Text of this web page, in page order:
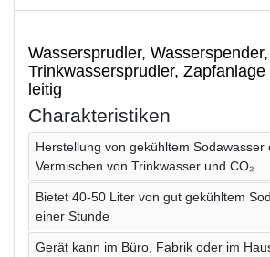
Wassersprudler, Wasserspender,
Trinkwassersprudler,
leitig
Charakteristiken
Herstellung von gekühltem Sodawasser
Vermischen von Trinkwasser und CO₂
Bietet 40-50 Liter von gut gekühltem
einer Stunde
Gerät kann im Büro, Fabrik oder im